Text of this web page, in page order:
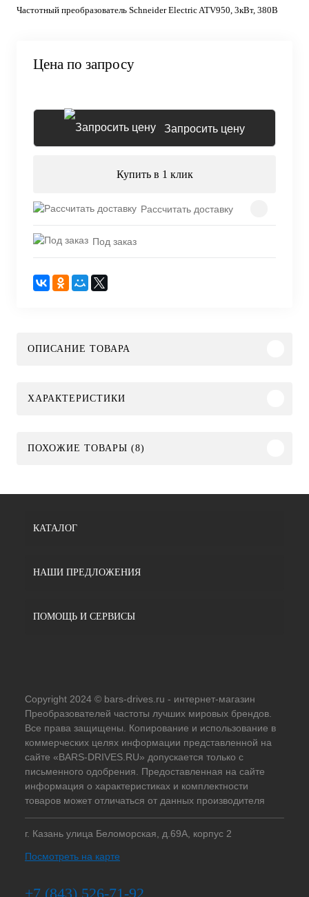
Частотный преобразователь Schneider Electric ATV950, 3кВт, 380В
Цена по запросу
Запросить цену
Купить в 1 клик
Рассчитать доставку
Под заказ
ОПИСАНИЕ ТОВАРА
ХАРАКТЕРИСТИКИ
ПОХОЖИЕ ТОВАРЫ (8)
КАТАЛОГ
НАШИ ПРЕДЛОЖЕНИЯ
ПОМОЩЬ И СЕРВИСЫ
Copyright 2024 © bars-drives.ru - интернет-магазин
Преобразователей частоты лучших мировых брендов.
Все права защищены. Копирование и использование в
коммерческих целях информации представленной на
сайте «BARS-DRIVES.RU» допускается только с
письменного одобрения. Предоставленная на сайте
информация о характеристиках и комплектности
товаров может отличаться от данных производителя
г. Казань улица Беломорская, д.69А, корпус 2
Посмотреть на карте
+7 (843) 526-71-92